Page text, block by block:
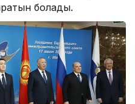
болады.